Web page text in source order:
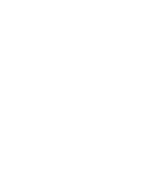
Rechtswissenschaften an der
Erstes Staatsexamen. Danach